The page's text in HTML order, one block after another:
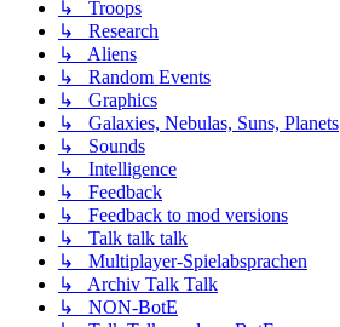
↳ Troops
↳ Research
↳ Aliens
↳ Random Events
↳ Graphics
↳ Galaxies, Nebulas, Suns, Planets
↳ Sounds
↳ Intelligence
↳ Feedback
↳ Feedback to mod versions
↳ Talk talk talk
↳ Multiplayer-Spielabsprachen
↳ Archiv Talk Talk
↳ NON-BotE